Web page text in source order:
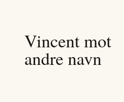
Vincentmot
andre navn